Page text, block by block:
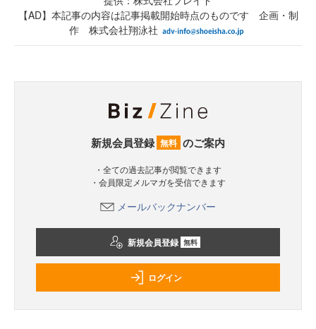
【AD】本記事の内容は記事掲載開始時点のものです 企画・制
作 株式会社翔泳社
新規会員登録 無料 のご案内
・全ての過去記事が閲覧できます
・会員限定メルマガを受信できます
メールバックナンバー
新規会員登録 無料
ログイン